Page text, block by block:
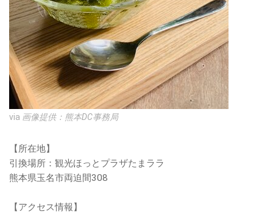
via 画像提供：熊本DC事務局
【所在地】
引換場所：観光ほっとプラザたまララ
熊本県玉名市両迫間308
【アクセス情報】